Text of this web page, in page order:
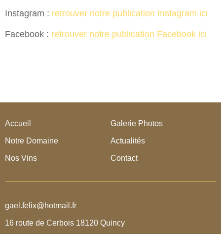
Instagram : retrouver notre publication Instagram ici
Facebook : retrouver notre publication Facebook ici
Accueil
Notre Domaine
Nos Vins
Galerie Photos
Actualités
Contact
gael.felix@hotmail.fr
16 route de Cerbois 18120 Quincy